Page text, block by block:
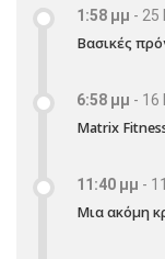
1:58 μμ - 25
Βασικές
6:58 μμ - 16
Matrix
11:40 μμ -
Μια ακόμη